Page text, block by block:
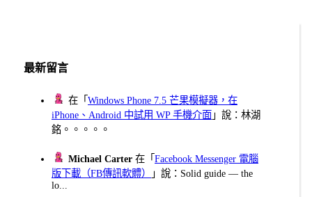
最新留言
在「Windows Phone 7.5 芒果模擬器，在
iPhone、Android 中試用 WP 手機介面 」說：林湖
銘。。。。。
Michael Carter 在「Facebook Messenger 電腦
版下載（FB傳訊軟體）
」說：Solid guide — the
lo...